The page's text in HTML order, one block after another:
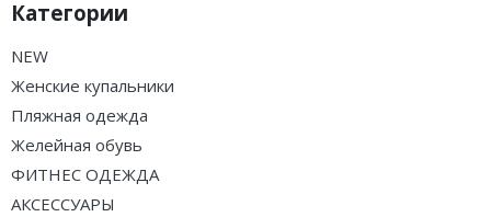
Категории
NEW
Женские купальники
Пляжная одежда
Желейная обувь
ФИТНЕС ОДЕЖДА
АКСЕССУАРЫ